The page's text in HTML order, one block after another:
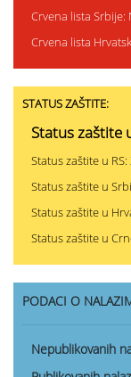
Crvena lista Srbije:
Crvena lista
STATUS ZAŠTITE:
Status zaštite
Status zaštite u RS:
Status zaštite u
Status zaštite u
Status zaštite u
PODACI O
Nepublikovanih